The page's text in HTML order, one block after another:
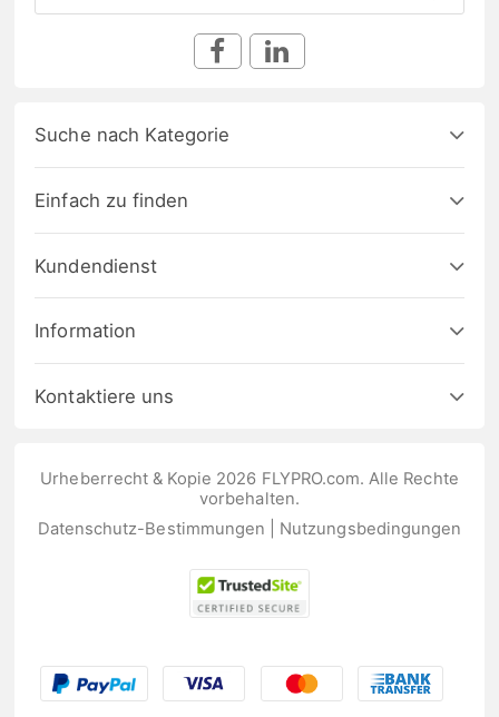
Suche nach Kategorie
Einfach zu finden
Kundendienst
Information
Kontaktiere uns
Urheberrecht & Kopie 2026 FLYPRO.com. Alle Rechte
vorbehalten.
Datenschutz-Bestimmungen
Nutzungsbedingungen